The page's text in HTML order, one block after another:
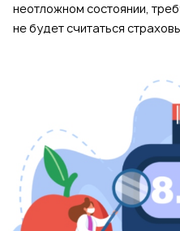
неотложном состоянии,
не будет считаться